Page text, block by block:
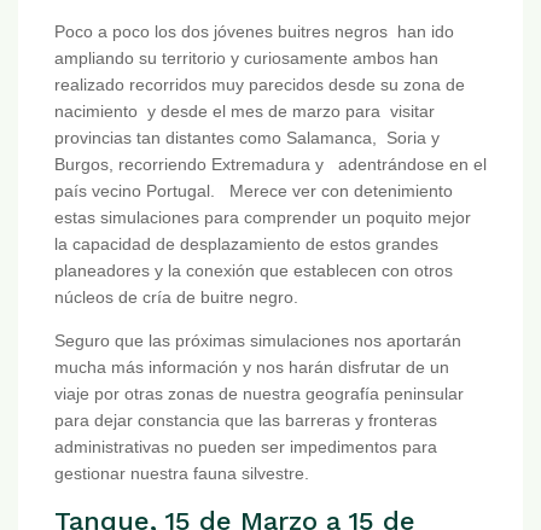
Poco a poco los dos jóvenes buitres negros han ido
ampliando su territorio y curiosamente ambos han
realizado recorridos muy parecidos desde su zona de
nacimiento y desde el mes de marzo para visitar
provincias tan distantes como Salamanca, Soria y
Burgos, recorriendo Extremadura y adentrándose en el
país vecino Portugal. Merece ver con detenimiento
estas simulaciones para comprender un poquito mejor
la capacidad de desplazamiento de estos grandes
planeadores y la conexión que establecen con otros
núcleos de cría de buitre negro.
Seguro que las próximas simulaciones nos aportarán
mucha más información y nos harán disfrutar de un
viaje por otras zonas de nuestra geografía peninsular
para dejar constancia que las barreras y fronteras
administrativas no pueden ser impedimentos para
gestionar nuestra fauna silvestre.
Tanque, 15 de Marzo a 15 de